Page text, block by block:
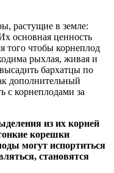
растущие в земле:
основная ценность
того чтобы корнеплод
рыхлая, живая и
бархатцы по
дополнительный
с корнеплодами за
из их корней
корешки
могут испортиться
становятся